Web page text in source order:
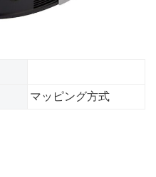
マッピング方式